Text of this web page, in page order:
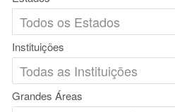
Instituições
Grandes Áreas